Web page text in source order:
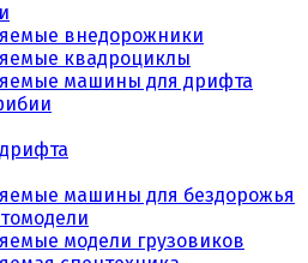
внедорожники
квадроциклы
машины для дрифта
машины для бездорожья
модели грузовиков